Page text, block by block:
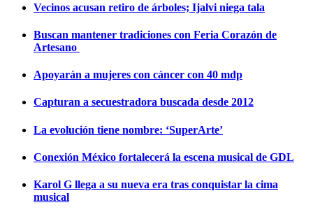
Vecinos acusan retiro de árboles; Ijalvi niega tala
Buscan mantener tradiciones con Feria Corazón de
Artesano
Apoyarán a mujeres con cáncer con 40 mdp
Capturan a secuestradora buscada desde 2012
La evolución tiene nombre: ‘SuperArte’
Conexión México fortalecerá la escena musical de GDL
Karol G llega a su nueva era tras conquistar la cima
musical